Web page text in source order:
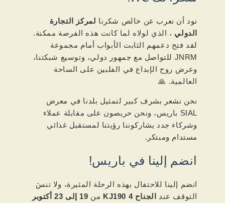
نود أن نعرب عن خالص شكرنا لمركز التجارة
الدولي ، الذي لولاه لما كانت هذه الفرصة ممكنة.
لقد فتح دعمهم الثابت الأبواب أمام مجموعة
JNRM للتواصل مع جمهور دولي، وتوسيع شبكتنا،
وعرض روح الإبداع في الفلبين على الساحة
العالمية. 🙏
نحن نشعر بشرف كبير لتمثيل بلدنا في معرض
SIAL باريس، ونحن حريصون على مقابلة عملاء
وشركاء جدد يشاركوننا رؤيتنا لمستقبل غذائي
مستدام ومبتكر.
انضم إلينا في باريس!
انضم إلينا للاحتفال بهذه الرحلة المثيرة، ولا تنسَ
التوقف عند
الجناح 4 KJ190 من
19 إلى 23 أكتوبر